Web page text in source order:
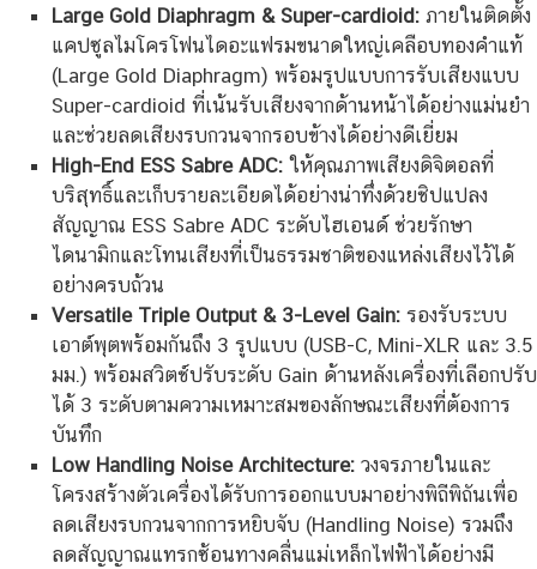
Large Gold Diaphragm & Super-cardioid:ภายในติดตั้ง
แคปซูลไมโครโฟนไดอะแฟรมขนาดใหญ่เคลือบทองคำแท้
(Large Gold Diaphragm) พร้อมรูปแบบการรับเสียงแบบ
Super-cardioid ที่เน้นรับเสียงจากด้านหน้าได้อย่างแม่นยำ
และช่วยลดเสียงรบกวนจากรอบข้างได้อย่างดีเยี่ยม
High-End ESS Sabre ADC:ให้คุณภาพเสียงดิจิตอลที่
บริสุทธิ์และเก็บรายละเอียดได้อย่างน่าทึ่งด้วยชิปแปลง
สัญญาณ ESS Sabre ADC ระดับไฮเอนด์ ช่วยรักษา
ไดนามิกและโทนเสียงที่เป็นธรรมชาติของแหล่งเสียงไว้ได้
อย่างครบถ้วน
Versatile Triple Output & 3-Level Gain:รองรับระบบ
เอาต์พุตพร้อมกันถึง 3 รูปแบบ (USB-C, Mini-XLR และ 3.5
มม.) พร้อมสวิตช์ปรับระดับ Gain ด้านหลังเครื่องที่เลือกปรับ
ได้ 3 ระดับตามความเหมาะสมของลักษณะเสียงที่ต้องการ
บันทึก
Low Handling Noise Architecture:วงจรภายในและ
โครงสร้างตัวเครื่องได้รับการออกแบบมาอย่างพิถีพิถันเพื่อ
ลดเสียงรบกวนจากการหยิบจับ (Handling Noise) รวมถึง
ลดสัญญาณแทรกซ้อนทางคลื่นแม่เหล็กไฟฟ้าได้อย่างมี